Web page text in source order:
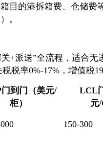
箱目的港拆箱费、仓储
。
+派送”全流程，适合
税率0%-17%，增值税
门到门（美元/
柜）
LCL
元
150-300